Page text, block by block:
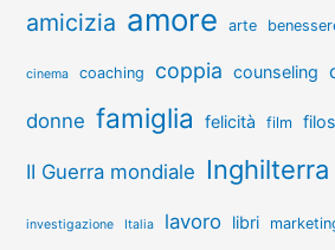
amicizia amore arte
cinema coaching coppia counseling
donne famiglia felicità film
II Guerra mondiale Inghilterra
investigazione Italia lavoro libri